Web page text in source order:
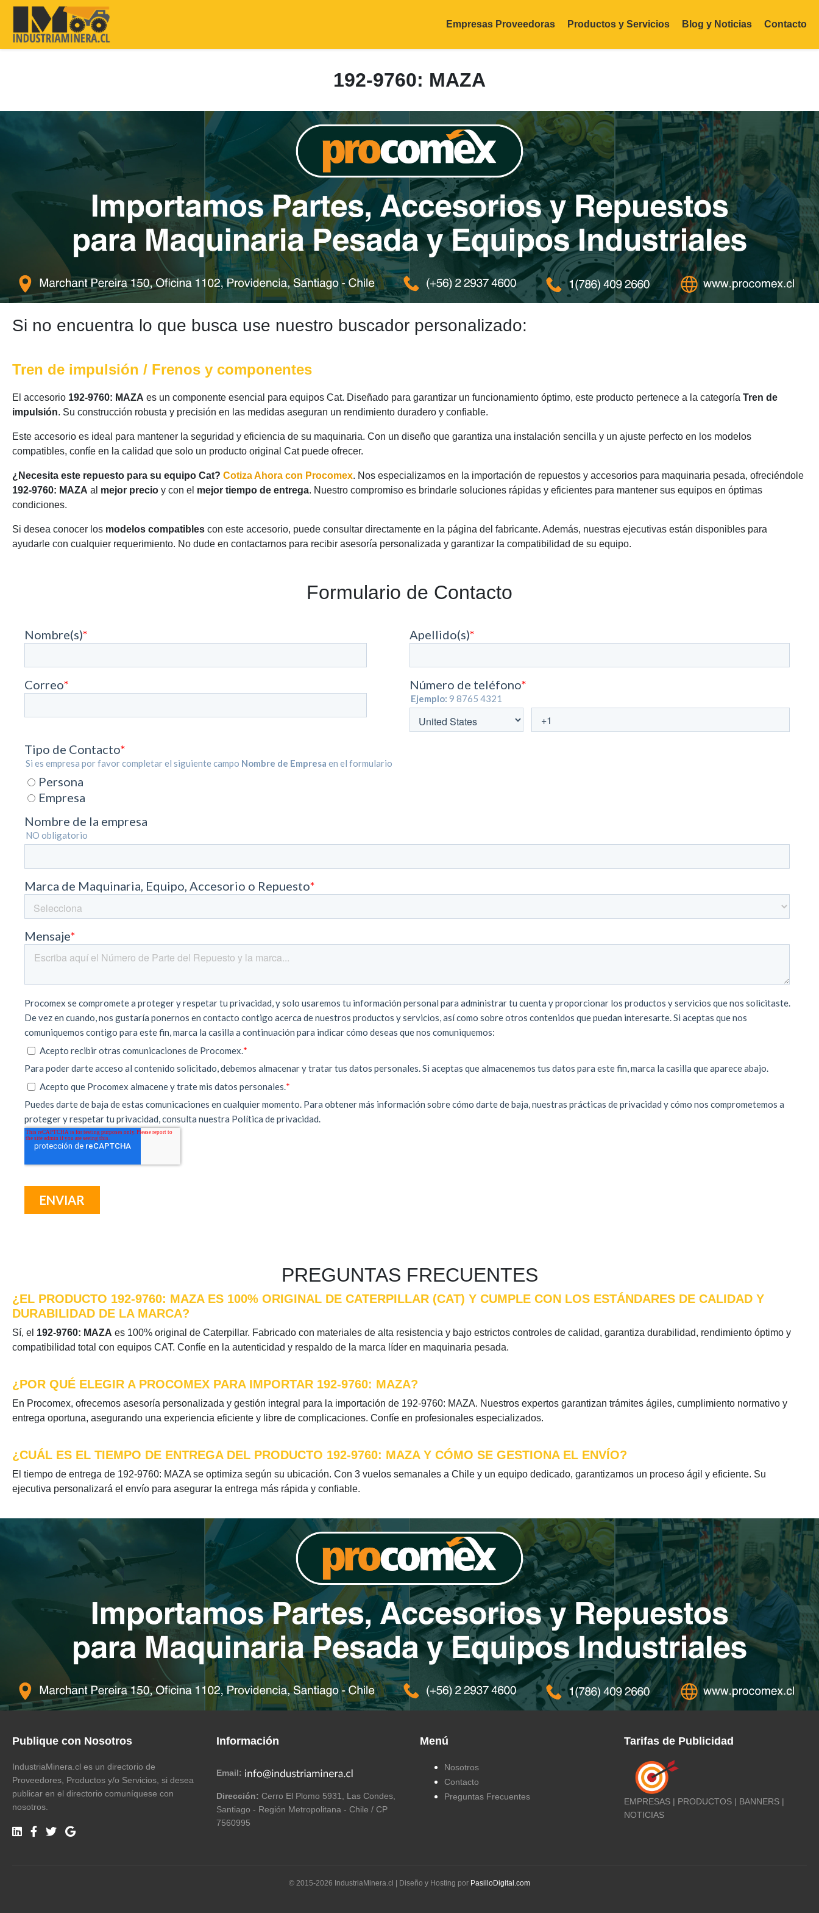
Empresas Proveedoras Productos y Servicios Blog y Noticias Contacto
192-9760: MAZA
Si no encuentra lo que busca use nuestro buscador personalizado:
Tren de impulsión / Frenos y componentes
El accesorio 192-9760: MAZA es un componente esencial para equipos Cat. Diseñado para garantizar un funcionamiento óptimo, este producto pertenece a la categoría Tren de
impulsión. Su construcción robusta y precisión en las medidas aseguran un rendimiento duradero y confiable.
Este accesorio es ideal para mantener la seguridad y eficiencia de su maquinaria. Con un diseño que garantiza una instalación sencilla y un ajuste perfecto en los modelos
compatibles, confíe en la calidad que solo un producto original Cat puede ofrecer.
¿Necesita este repuesto para su equipo Cat? Cotiza Ahora con Procomex. Nos especializamos en la importación de repuestos y accesorios para maquinaria pesada, ofreciéndole
192-9760: MAZA al mejor precio y con el mejor tiempo de entrega. Nuestro compromiso es brindarle soluciones rápidas y eficientes para mantener sus equipos en óptimas
condiciones.
Si desea conocer los modelos compatibles con este accesorio, puede consultar directamente en la página del fabricante. Además, nuestras ejecutivas están disponibles para
ayudarle con cualquier requerimiento. No dude en contactarnos para recibir asesoría personalizada y garantizar la compatibilidad de su equipo.
Formulario de Contacto
PREGUNTAS FRECUENTES
¿EL PRODUCTO 192-9760: MAZA ES 100% ORIGINAL DE CATERPILLAR (CAT) Y CUMPLE CON LOS ESTÁNDARES DE CALIDAD Y
DURABILIDAD DE LA MARCA?
Sí, el 192-9760: MAZA es 100% original de Caterpillar. Fabricado con materiales de alta resistencia y bajo estrictos controles de calidad, garantiza durabilidad, rendimiento óptimo y
compatibilidad total con equipos CAT. Confíe en la autenticidad y respaldo de la marca líder en maquinaria pesada.
¿POR QUÉ ELEGIR A PROCOMEX PARA IMPORTAR 192-9760: MAZA?
En Procomex, ofrecemos asesoría personalizada y gestión integral para la importación de 192-9760: MAZA. Nuestros expertos garantizan trámites ágiles, cumplimiento normativo y
entrega oportuna, asegurando una experiencia eficiente y libre de complicaciones. Confíe en profesionales especializados.
¿CUÁL ES EL TIEMPO DE ENTREGA DEL PRODUCTO 192-9760: MAZA Y CÓMO SE GESTIONA EL ENVÍO?
El tiempo de entrega de 192-9760: MAZA se optimiza según su ubicación. Con 3 vuelos semanales a Chile y un equipo dedicado, garantizamos un proceso ágil y eficiente. Su
ejecutiva personalizará el envío para asegurar la entrega más rápida y confiable.
Publique con Nosotros
IndustriaMinera.cl es un directorio de
Proveedores, Productos y/o Servicios, si desea
publicar en el directorio comuníquese con
nosotros.
Información
Email:
Dirección: Cerro El Plomo 5931, Las Condes,
Santiago - Región Metropolitana - Chile / CP
7560995
Menú
Nosotros
Contacto
Preguntas Frecuentes
Tarifas de Publicidad
EMPRESAS | PRODUCTOS | BANNERS |
NOTICIAS
© 2015-2026 IndustriaMinera.cl | Diseño y Hosting por PasilloDigital.com